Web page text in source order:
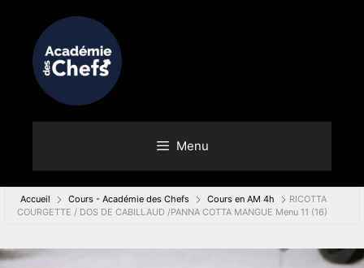
Menu
Accueil Cours - Académie des Chefs Cours en AM 4h
RICOTTA
COURGETTE / DOS DE CABILLAUD /PANNA COTTA MANGUE Menu 11 (16)